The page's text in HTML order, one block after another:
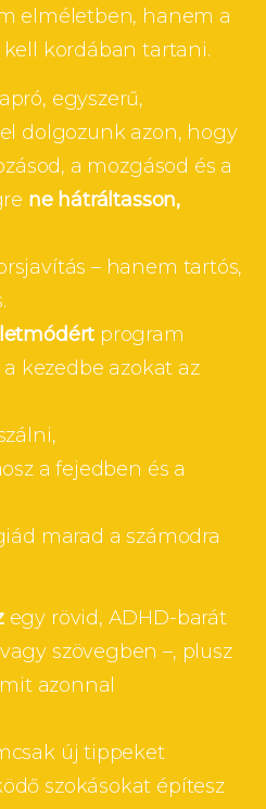
kell kordában tartani.
egyszerű,
dolgozunk azon, hogy
a mozgásod és a
ne hátráltasson,
– hanem tartós,
program
kezedbe azokat az
a fejedben és a
marad a számodra
egy rövid, ADHD-barát
szövegben –, plusz
azonnal
új tippeket
szokásokat építesz